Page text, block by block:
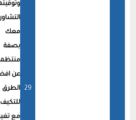
التشاور
معك
بصفة
عن
الطرق
للتكيف
مع